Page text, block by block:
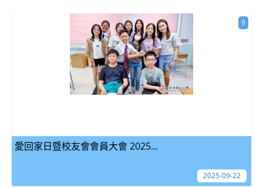
愛回家日暨校友會會員大會 2025...
9
2025-09-22